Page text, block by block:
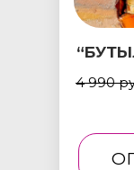
4 990